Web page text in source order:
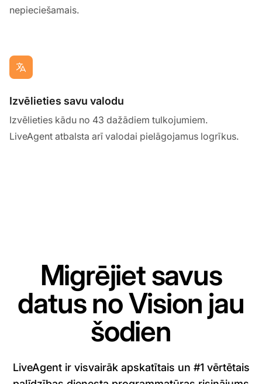
nepieciešamais.
Izvēlieties savu valodu
Izvēlieties kādu no 43 dažādiem tulkojumiem.
LiveAgent atbalsta arī valodai pielāgojamus logrīkus.
Migrējiet savus
datus no Vision jau
šodien
LiveAgent ir visvairāk apskatītais un #1 vērtētais